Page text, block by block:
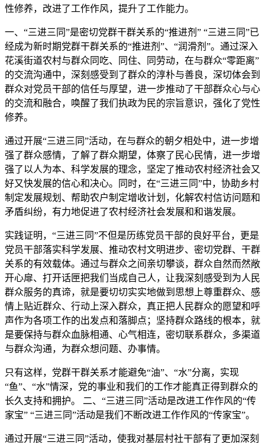
性修养，改进了工作作风，提升了工作能力。
一、“三进三同”是密切党群干群关系的“推进剂” “三进三同”已
经成为新时期党群干群关系的“推进剂”、“润滑剂”。通过深入
花溪街道农村与群众同吃、同住、同劳动，在与群众“零距离”
的交流沟通中，深刻感受到了群众的淳朴与善良，深切体会到
群众对党员干部的信任与厚望，进一步推动了干部群众心与心
的交流和融合，唤醒了我们执政为民的宗旨意识，强化了党性
修养。
通过开展“三进三同”活动，在与群众的朝夕相处中，进一步增
强了群众感情，了解了群众期望，体察了民心民情，进一步增
强了以人为本、科学发展的理念，坚定了推动农村经济社会又
好又快发展的信心和决心。同时，在“三进三同”中，协助乡村
制定发展规划、帮助农户制定增收计划，化解农村信访问题和
矛盾纠纷，有力地促进了农村经济社会发展和和谐发展。
实践证明，“三进三同”不但是历练党员干部的良好平台，更是
党员干部落实科学发展、推动农村文明进步、密切党群、干群
关系的有效载体。通过与群众之间亲切攀谈，群众自然而然敞
开心扉、打开话匣把我们当成自己人，让我深刻感受到为人民
群众服务的真谛，就是要切切实实地做到思想上尊重群众、感
情上贴近群众、行动上深入群众，真正把人民群众的愿望和呼
声作为各项工作的出发点和落脚点；坚持群众路线的根本，就
是要保持与群众血脉相通、心气相连，密切联系群众，多渠道
与群众沟通，为群众想问题、办事情。
只有这样，党群干群关系才能避免“油”、“水”分离，实现
“鱼”、“水”情深，党的事业和我们的工作才能真正得到群众的
长久支持和拥护。 二、“三进三同”活动是改进工作作风的“传
家宝” “三进三同”活动是我们不断改进工作作风的“传家宝”。
通过开展“三进三同”活动，使我对基层村社干部有了更加深刻